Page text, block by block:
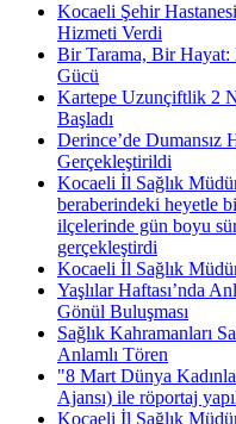
Kocaeli Şehir
Hizmeti Verdi
Bir Tarama, Bir Hayat:
Gücü
Kartepe Uzunçiftlik 2
Başladı
Derince’de Dumansız
Gerçekleştirildi
Kocaeli İl Sağlık
beraberindeki heyetle
ilçelerinde gün boyu
gerçekleştirdi
Kocaeli İl Sağlık
Yaşlılar Haftası’nda
Gönül Buluşması
Sağlık Kahramanları
Anlamlı Tören
"8 Mart Dünya
Ajansı) ile röportaj
Kocaeli İl Sağlık